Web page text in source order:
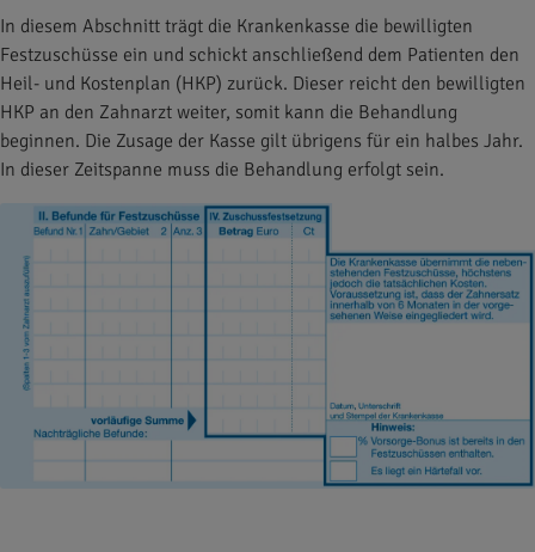
In diesem Abschnitt trägt die Krankenkasse die bewilligten
Festzuschüsse ein und schickt anschließend dem Patienten den
Heil- und Kostenplan (HKP) zurück. Dieser reicht den bewilligten
HKP an den Zahnarzt weiter, somit kann die Behandlung
beginnen. Die Zusage der Kasse gilt übrigens für ein halbes Jahr.
In dieser Zeitspanne muss die Behandlung erfolgt sein.